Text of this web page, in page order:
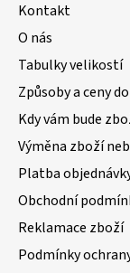
Kontakt
O nás
Tabulky velikostí
Způsoby a ceny
Kdy vám bude
Výměna zboží
Platba
Obchodní
Reklamace zboží
Podmínky